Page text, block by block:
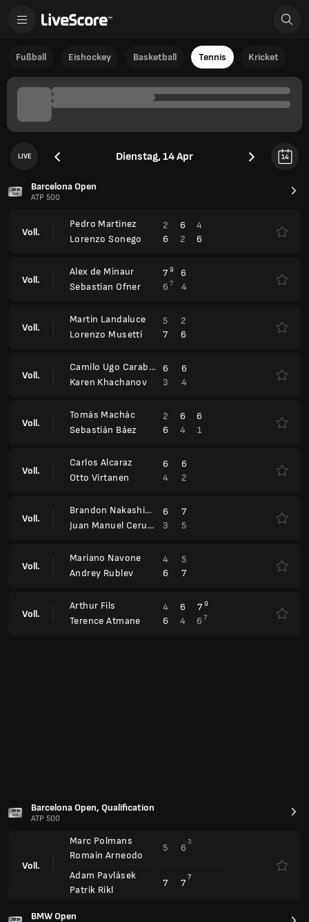
Fußball Eishockey Basketball Tennis Kricket
LIVE Dienstag, 14 Apr 14
Barcelona Open
ATP 500
Voll.
Pedro Martinez
Lorenzo Sonego
2 6
4
6
2 6
Voll.
Alex de Minaur
Sebastian Ofner
7 9
6
6 7 4
Voll.
Martin Landaluce
Lorenzo Musetti
5
2
7
6
Voll.
Camilo Ugo Carabelli
Karen Khachanov
6
6
3
4
Voll.
Tomás Machác
Sebastián Báez
2 6
6
6
4 1
Voll.
Carlos Alcaraz
Otto Virtanen
6
6
4
2
Voll.
Brandon Nakashima
Juan Manuel Cerundolo
6
7
3
5
Voll.
Mariano Navone
Andrey Rublev
4
5
6
7
Voll.
Arthur Fils
Terence Atmane
4 6 7 9
6 4 6 7
Barcelona Open, Qualification
ATP 500
Voll.
Marc Polmans
Romain Arneodo
Adam Pavlásek
Patrik Rikl
5 6 3
7 7 7
BMW Open